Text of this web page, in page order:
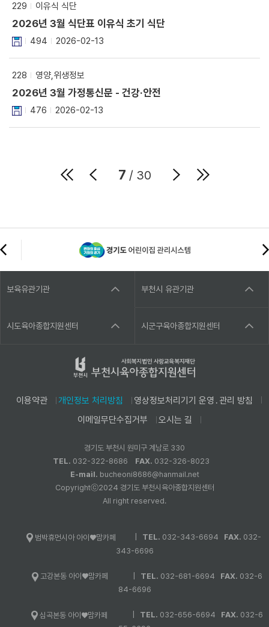
229 이유식 식단
2026년 3월 식단표 이유식 초기 식단
494 2026-02-13
228 영양,위생정보
2026년 3월 가정통신문 - 건강·안전
476 2026-02-13
7 / 30
보육유관기관 부천시 유관기관
시도육아종합지원센터 시군구육아종합지원센터
이용약관 개인정보 처리방침
영상정보처리기기 운영․관리 방침
이메일무단수집거부
오시는 길
경기도 부천시 원미구 계남로 330
TEL. 032-322-8686 FAX. 032-326-8023
E-mail. bucheoni8686@hanmail.net
Copyrightⓒ2024 경기도 부천시육아종합지원센터
All right reserved.
범박휴먼시아 아이♥맘카페 TEL. 032-343-6694 FAX. 032-
343-6696
고강본동 아이♥맘카페 TEL. 032-681-6694 FAX. 032-6
84-6696
심곡본동 아이♥맘카페 TEL. 032-656-6694 FAX. 032-6